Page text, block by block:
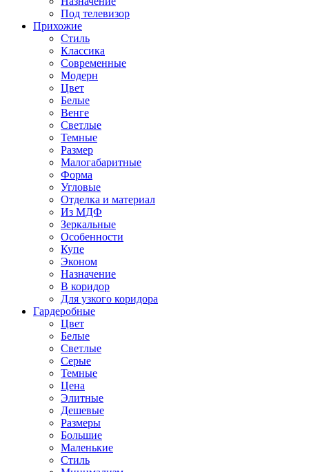
Под телевизор
Прихожие
Стиль
Классика
Современные
Модерн
Цвет
Белые
Венге
Светлые
Темные
Размер
Малогабаритные
Форма
Угловые
Отделка и материал
Из МДФ
Зеркальные
Особенности
Купе
Эконом
Назначение
В коридор
Для узкого коридора
Гардеробные
Цвет
Белые
Светлые
Серые
Темные
Цена
Элитные
Дешевые
Размеры
Большие
Маленькие
Стиль